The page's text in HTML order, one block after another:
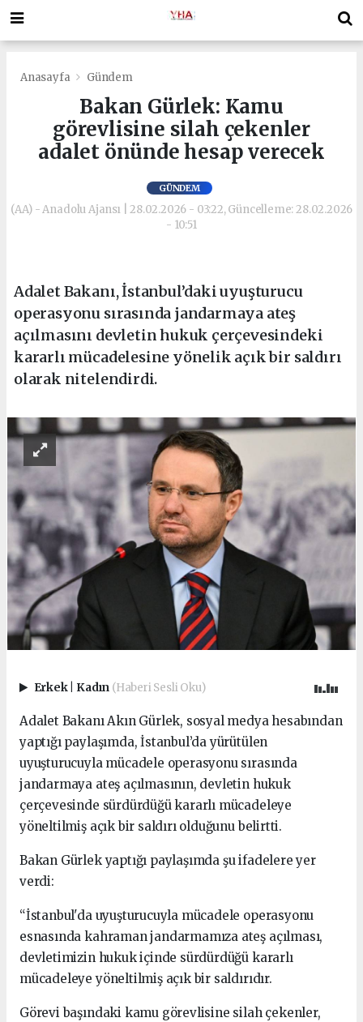
Anasayfa Gündem
Bakan Gürlek: Kamu
görevlisine silah çekenler
adalet önünde hesap verecek
GÜNDEM
(AA) - Anadolu Ajansı | 28.02.2026 - 03:22, Güncelleme: 28.02.2026
- 10:51
Adalet Bakanı, İstanbul’daki uyuşturucu
operasyonu sırasında jandarmaya ateş
açılmasını devletin hukuk çerçevesindeki
kararlı mücadelesine yönelik açık bir saldırı
olarak nitelendirdi.
Erkek Kadın (Haberi Sesli Oku)
Adalet Bakanı Akın Gürlek, sosyal medya hesabından
yaptığı paylaşımda, İstanbul’da yürütülen
uyuşturucuyla mücadele operasyonu sırasında
jandarmaya ateş açılmasının, devletin hukuk
çerçevesinde sürdürdüğü kararlı mücadeleye
yöneltilmiş açık bir saldırı olduğunu belirtti.
Bakan Gürlek yaptığı paylaşımda şu ifadelere yer
verdi:
“İstanbul'da uyuşturucuyla mücadele operasyonu
esnasında kahraman jandarmamıza ateş açılması,
devletimizin hukuk içinde sürdürdüğü kararlı
mücadeleye yöneltilmiş açık bir saldırıdır.
Görevi başındaki kamu görevlisine silah çekenler,